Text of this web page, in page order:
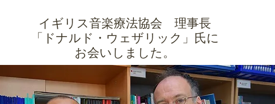
イギリス音楽療法協会 理事長
「ドナルド・ウェザリック」氏に
お会いしました。